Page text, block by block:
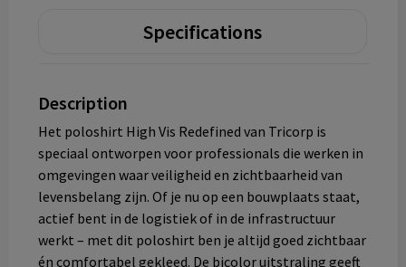
Specifications
Description
Het poloshirt High Vis Redefined van Tricorp is
speciaal ontworpen voor professionals die werken in
omgevingen waar veiligheid en zichtbaarheid van
levensbelang zijn. Of je nu op een bouwplaats staat,
actief bent in de logistiek of in de infrastructuur
werkt – met dit poloshirt ben je altijd goed zichtbaar
én comfortabel gekleed. De bicolor uitstraling geeft